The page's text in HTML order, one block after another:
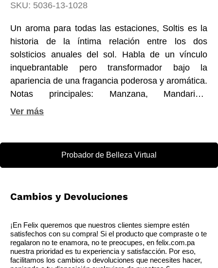
SKU: 5036-13-1028
Un aroma para todas las estaciones, Soltis es la
historia de la íntima relación entre los dos
solsticios anuales del sol. Habla de un vínculo
inquebrantable pero transformador bajo la
apariencia de una fragancia poderosa y aromática.
Notas principales: Manzana, Mandarina,
Bergamota, Pimienta Rosa. Notas medias: Nuez
Probador de Belleza Virtual
Cambios y Devoluciones
¡En Felix queremos que nuestros clientes siempre estén
satisfechos con su compra! Si el producto que compraste o te
regalaron no te enamora, no te preocupes, en felix.com.pa
nuestra prioridad es tu experiencia y satisfacción. Por eso,
facilitamos los cambios o devoluciones que necesites hacer,